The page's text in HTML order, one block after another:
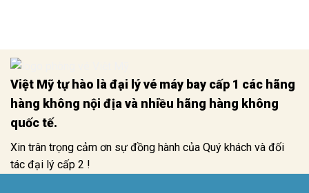
Việt Mỹ tự hào là đại lý vé máy bay cấp 1 các hãng
hàng không nội địa và nhiều hãng hàng không
quốc tế.
Xin trân trọng cảm ơn sự đồng hành của Quý khách và đối
tác đại lý cấp 2 !